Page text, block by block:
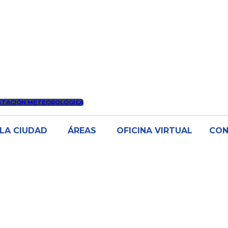
METEOROLÓGICA
LA CIUDAD ÁREAS OFICINA VIRTUAL